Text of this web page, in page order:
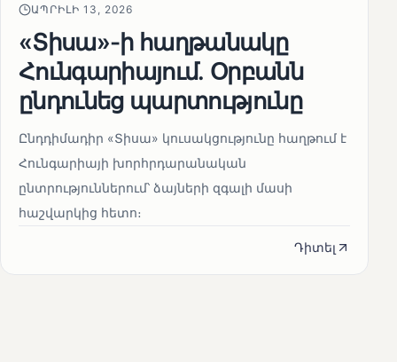
ԱՊՐԻԼԻ 13, 2026
«Տիսա»-ի հաղթանակը
Հունգարիայում․ Օրբանն
ընդունեց պարտությունը
Ընդդիմադիր «Տիսա» կուսակցությունը հաղթում է
Հունգարիայի խորհրդարանական
ընտրություններում՝ ձայների զգալի մասի
հաշվարկից հետո։
Դիտել